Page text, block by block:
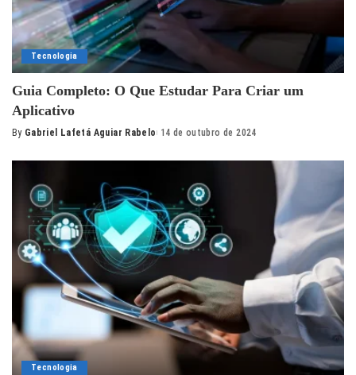
Tecnologia
Guia Completo: O Que Estudar Para Criar um
Aplicativo
Posted
By Gabriel Lafetá Aguiar Rabelo 14 de outubro de 2024
Tecnologia